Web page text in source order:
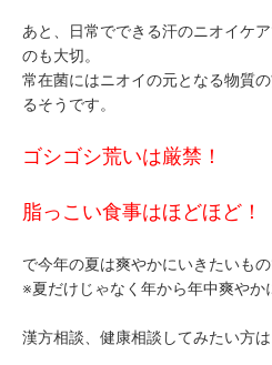
あと、日常でできる汗のニオイケ
のも大切。
常在菌にはニオイの元となる物質
るそうです。
ゴシゴシ荒いは厳禁！
脂っこい食事はほどほど！
で今年の夏は爽やかにいきたいもの
※夏だけじゃなく年から年中爽やか
漢方相談、健康相談してみたい方